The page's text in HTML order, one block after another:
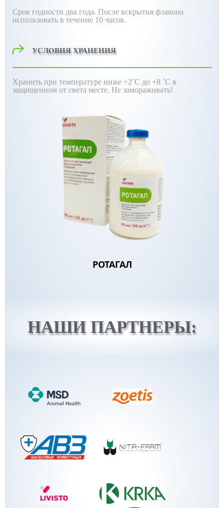
РОТАГАЛ
Срок годности два года. После вскрытия флакона
использовать в течение 10 часов.
УСЛОВИЯ ХРАНЕНИЯ
Хранить при температуре ниже +2˚С до +8 ˚С в
защищенном от света месте. Не замораживать!
НАШИ ПАРТНЕРЫ: